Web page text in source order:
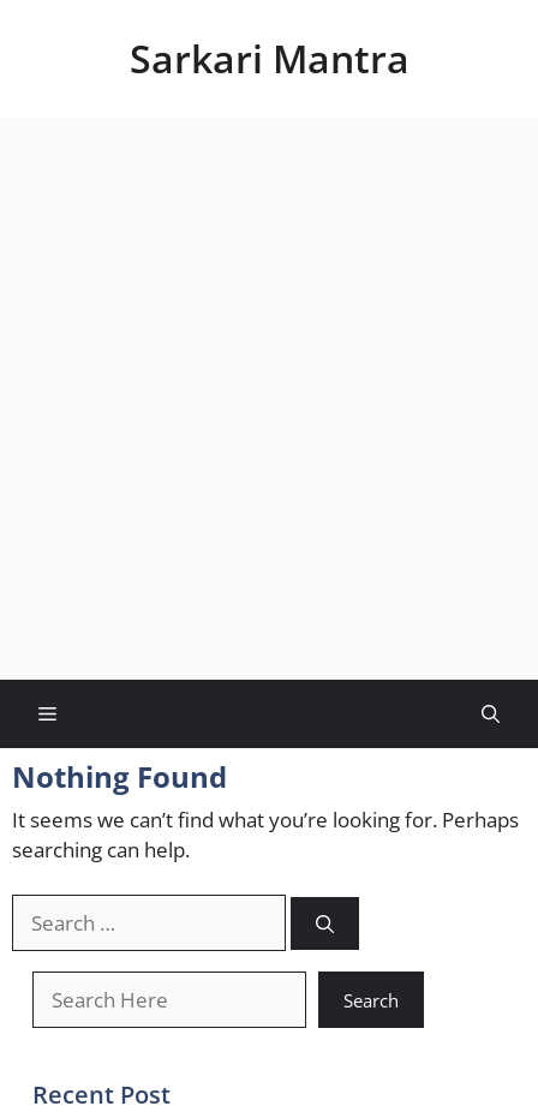
Sarkari Mantra
Menu
Nothing Found
It seems we can’t find what you’re looking for. Perhaps
searching can help.
for:
Search
Recent Post